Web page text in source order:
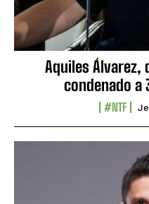
Aquiles Álvarez,
condenado a
#NTF